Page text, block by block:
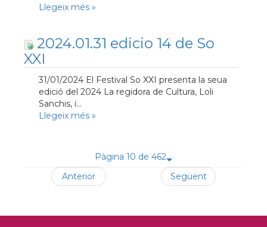
Llegeix més »
2024.01.31 edicio 14 de So
XXI
31/01/2024 El Festival So XXI presenta la seua
edició del 2024 La regidora de Cultura, Loli
Sanchis, i...
Llegeix més »
Pàgina 10 de 462
Anterior
Següent